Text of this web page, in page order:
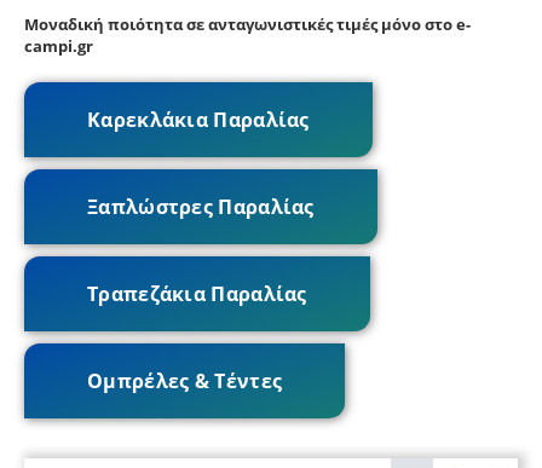
Μοναδική ποιότητα σε ανταγωνιστικές τιμές μόνο στο e-
campi.gr
Καρεκλάκια Παραλίας
Ξαπλώστρες Παραλίας
Τραπεζάκια Παραλίας
Ομπρέλες & Τέντες